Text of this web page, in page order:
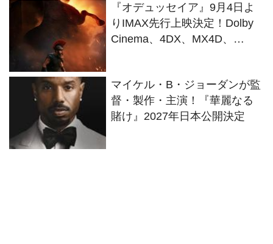
『オデュッセイア』9月4日よ
りIMAX先行上映決定！Dolby
Cinema、4DX、MX4D、
マイケル・B・ジョーダンが監
督・製作・主演！『華麗なる
賭け』2027年日本公開決定